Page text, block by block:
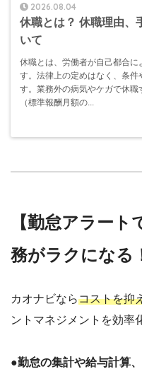
2026.08.04
休職とは？ 休職理由、
いて
休職とは、労働者が自己都合
す。法律上の定めはなく、条件
す。業務外の病気やケガで休
（標準報酬月額の...
【勤怠アラー
務がラクになる
カオナビならコストを抑
ントマネジメントを効率
●勤怠の集計や給与計算